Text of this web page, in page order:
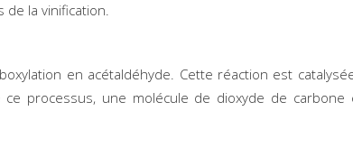
la vinification.
en acétaldéhyde. Cette réaction est
processus, une molécule de dioxyde de